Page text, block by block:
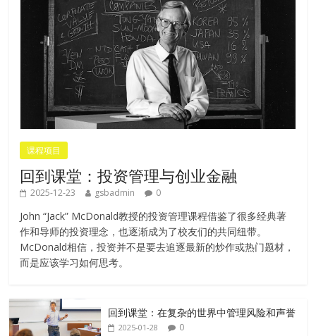
课程项目
回到课堂：投资管理与创业金融
2025-12-23 gsbadmin 0
John “Jack” McDonald教授的投资管理课程借鉴了很多经典著
作和导师的投资理念，也逐渐成为了校友们的共同纽带。
McDonald相信，投资并不是要去追逐最新的炒作或热门题材，
而是应该学习如何思考。
回到课堂：在复杂的世界中管理风险和声誉
2025-01-28 0